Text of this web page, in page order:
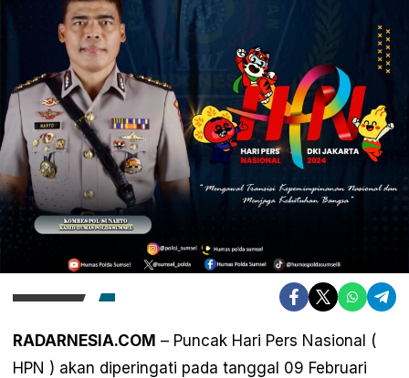
RADARNESIA.COM – Puncak Hari Pers Nasional (
HPN ) akan diperingati pada tanggal 09 Februari